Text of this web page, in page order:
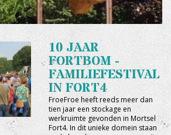
10 JAAR
FORTBOM -
FAMILIEFESTIVAL
IN FORT4
FroeFroe heeft reeds meer dan
tien jaar een stockage en
werkruimte gevonden in Mortsel
Fort4. In dit unieke domein staan